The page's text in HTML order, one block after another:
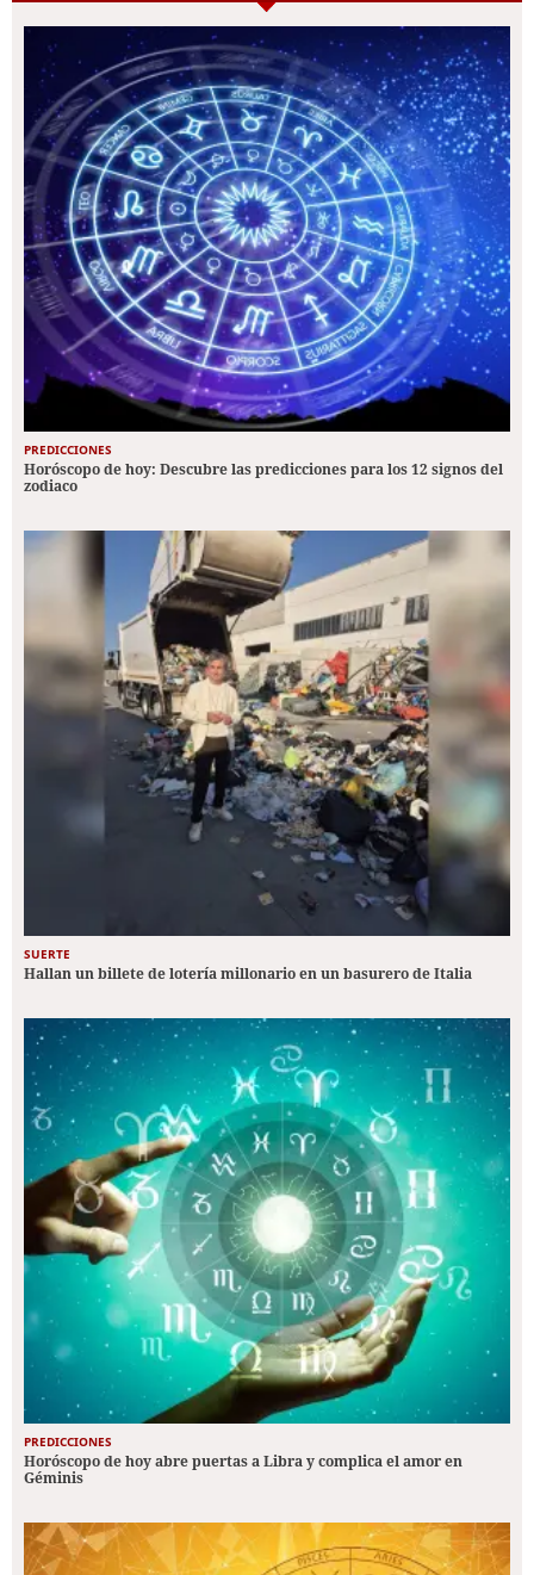
PREDICCIONES
Horóscopo de hoy: Descubre las predicciones para los 12 signos del
zodiaco
SUERTE
Hallan un billete de lotería millonario en un basurero de Italia
PREDICCIONES
Horóscopo de hoy abre puertas a Libra y complica el amor en
Géminis